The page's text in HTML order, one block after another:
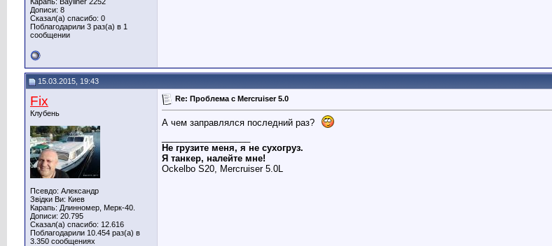
Дописи: 8
Сказал(а) спасибо: 0
Поблагодарили 3 раз(а) в 1
сообщении
15.03.2015, 19:43
Fix
Клубень
Псевдо: Александр
Звідки Ви: Киев
Карапь: Длинномер, Мерк-40.
Дописи: 20.795
Сказал(а) спасибо: 12.616
Поблагодарили 10.454 раз(а) в
3.350 сообщениях
Re: Проблема с Mercruiser 5.0
А чем заправлялся последний раз?
Не грузите меня, я не сухогруз.
Я танкер, налейте мне!
Ockelbo S20, Mercruiser 5.0L